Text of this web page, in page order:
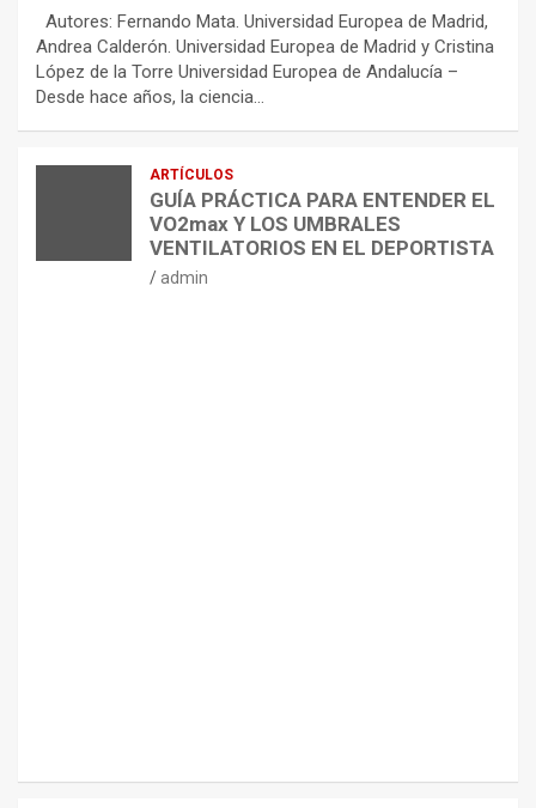
Autores: Fernando Mata. Universidad Europea de Madrid,
Andrea Calderón. Universidad Europea de Madrid y Cristina
López de la Torre Universidad Europea de Andalucía –
Desde hace años, la ciencia…
ARTÍCULOS
GUÍA PRÁCTICA PARA ENTENDER EL
VO2max Y LOS UMBRALES
VENTILATORIOS EN EL DEPORTISTA
admin
N